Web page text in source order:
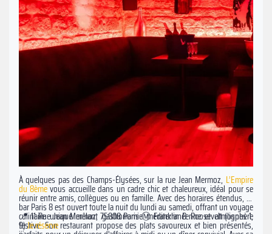
À quelques pas des Champs-Élysées, sur la rue Jean Mermoz, L’Empire
du 8èmevous accueille dans un cadre chic et chaleureux, idéal pour se
réunir entre amis, collègues ou en famille. Avec des horaires étendus, ce
bar Paris 8 est ouvert toute la nuit du lundi au samedi, offrant un voyage
culinaire unique mêlant gastronomie méditerranéenne et atmosphère
festive. Son restaurant propose des plats savoureux et bien présentés,
📍 11 Rue Jean Mermoz, 75008 Paris Ⓜ️ Franklin D. Roosevelt (lignes 1,
9)Je réserve